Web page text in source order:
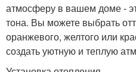
атмосферу в вашем доме -
тона. Вы можете выбрать
оранжевого, желтого или
создать уютную и теплую